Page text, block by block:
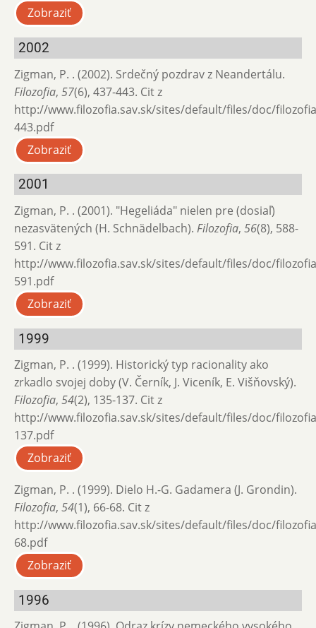
Zobraziť
2002
Zigman, P. . (2002). Srdečný pozdrav z Neandertálu.
Filozofia, 57(6), 437-443. Cit z
http://www.filozofia.sav.sk/sites/default/files/doc/
443.pdf
Zobraziť
2001
Zigman, P. . (2001). "Hegeliáda" nielen pre (dosiaľ)
nezasvätených (H. Schnädelbach). Filozofia, 56(8), 588-
591. Cit z
http://www.filozofia.sav.sk/sites/default/files/doc/
591.pdf
Zobraziť
1999
Zigman, P. . (1999). Historický typ racionality ako
zrkadlo svojej doby (V. Černík, J. Viceník, E. Višňovský).
Filozofia, 54(2), 135-137. Cit z
http://www.filozofia.sav.sk/sites/default/files/doc/
137.pdf
Zobraziť
Zigman, P. . (1999). Dielo H.-G. Gadamera (J. Grondin).
Filozofia, 54(1), 66-68. Cit z
http://www.filozofia.sav.sk/sites/default/files/doc/
68.pdf
Zobraziť
1996